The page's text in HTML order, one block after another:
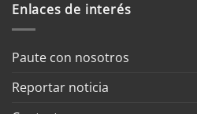
Enlaces de interés
Paute con nosotros
Reportar noticia